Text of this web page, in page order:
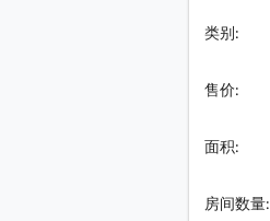
类别:
售价:
面积:
房间数量: